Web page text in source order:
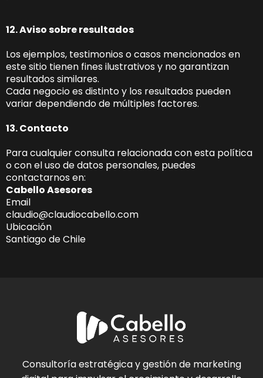
12. Aviso sobre resultados
Los ejemplos, testimonios o casos mencionados en
este sitio tienen fines ilustrativos y no garantizan
resultados similares.
Cada negocio es distinto y los resultados pueden
variar dependiendo de múltiples factores.
13. Contacto
Para cualquier consulta relacionada con esta política
o con el uso de datos personales, puedes
contactarnos en:
Cabello Asesores
Email
claudio@claudiocabello.com
Ubicación
Santiago de Chile
Consultoría estratégica y gestión de marketing